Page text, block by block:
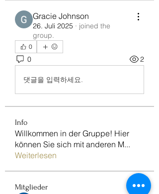
Gracie Johnson
26. Juli 2025 · joined the
group.
0
0 2
댓글을 입력하세요.
Info
Willkommen in der Gruppe! Hier
können Sie sich mit anderen M...
Weiterlesen
Mitglieder